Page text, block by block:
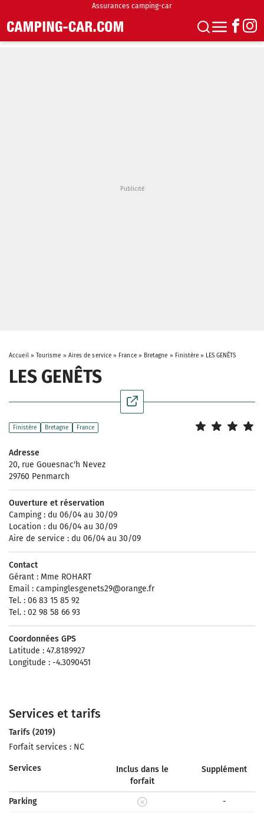
Assurances camping-car
Accueil» Tourisme » Aires de service » France» Bretagne » Finistère » LES GENÊTS
LES GENÊTS
Finistère Bretagne France
Adresse
20, rue Gouesnac'h Nevez
29760 Penmarch
Ouverture et réservation
Camping : du 06/04 au 30/09
Location : du 06/04 au 30/09
Aire de service : du 06/04 au 30/09
Contact
Gérant : Mme ROHART
Email : campinglesgenets29@orange.fr
Tel. : 06 83 15 85 92
Tel. : 02 98 58 66 93
Coordonnées GPS
Latitude : 47.8189927
Longitude : -4.3090451
Services et tarifs
Tarifs (2019)
Forfait services : NC
Services
Inclus dans le
forfait
Supplément
Parking
-